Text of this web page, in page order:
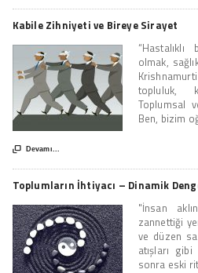
Kabile Zihniyeti ve Bireye Sirayet
olmak,
topluluk,
Toplumsal
Ben, bizim
 Devamı...
Toplumların İhtiyacı – Dinamik
"İnsan
zannettiği
ve düzen
atışları
sonra eski